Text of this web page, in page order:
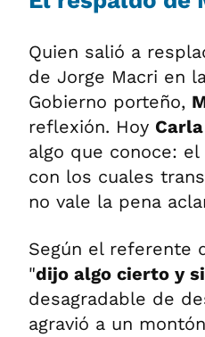
Quien salió a
de Jorge Macri en
Gobierno porteño,
reflexión. Hoy
algo que conoce:
con los cuales
no vale la pena
Según el referente
"dijo algo cierto y
desagradable de
agravió a un